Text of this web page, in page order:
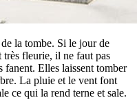
la tombe. Si le jour de
très fleurie, il ne faut pas
fanent. Elles laissent tomber
La pluie et le vent font
ce qui la rend terne et sale.